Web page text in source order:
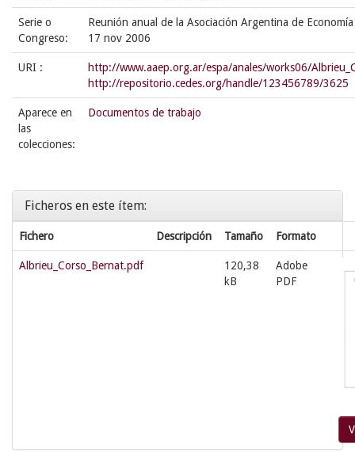
Serie o
Congreso:
Reunión anual de la Asociación Argentina de
17 nov 2006
URI :
http://www.aaep.org.ar/espa/anales/works06/
http://repositorio.cedes.org/handle/123456789/3625
Aparece en
las
colecciones:
Documentos de trabajo
Ficheros en este ítem:
Fichero Descripción Tamaño Formato
Albrieu_Corso_Bernat.pdf
120,38
kB
Adobe
PDF